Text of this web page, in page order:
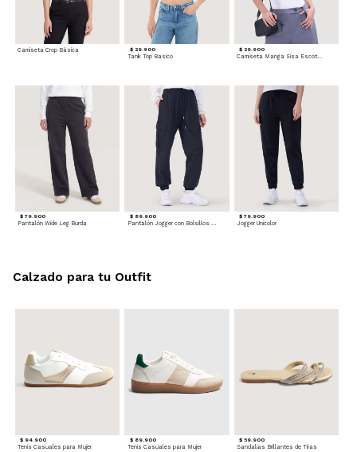
Camiseta Crop Básica $ 29.900
Tank Top Basico
$ 29.900
$ 79.900
Pantalón Wide Leg Burda
$ 89.900
Pantalón Jogger con Bolsillos Cargo
$ 79.900
Jogger Unicolor
$ 94.900
Tenis Casuales para Mujer
$ 89.900
Tenis Casuales para Mujer
$ 59.900
Sandalias Brillantes de Tiras
Calzado para tu Outfit